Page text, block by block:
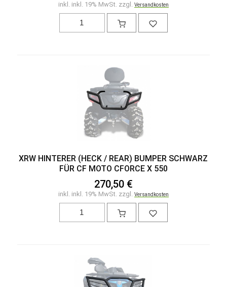
inkl. inkl. 19% MwSt. zzgl. Versandkosten
XRW HINTERER (HECK / REAR) BUMPER SCHWARZ
FÜR CF MOTO CFORCE X 550
270,50 €
inkl. inkl. 19% MwSt. zzgl. Versandkosten